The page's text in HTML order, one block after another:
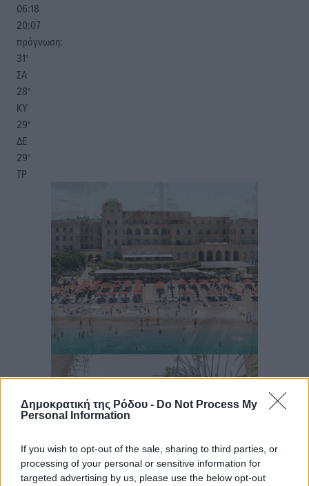
Δημοκρατική της Ρόδου - Do Not Process My
Personal Information
If you wish to opt-out of the sale, sharing to third parties, or
processing of your personal or sensitive information for
targeted advertising by us, please use the below opt-out
06:18
20:07
πρόγνωση:
31°
ΣΑ
28°
ΚΥ
29°
ΔΕ
29°
ΤΡ